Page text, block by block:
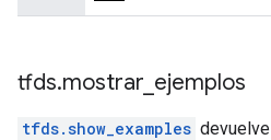
tfds.mostrar ejemplos
tfds.show_examples devuelve